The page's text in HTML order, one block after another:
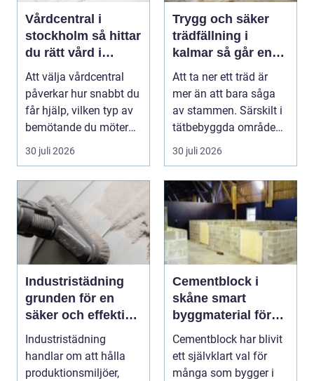
Vårdcentral i
stockholm så hittar
du rätt vård i
vardagen
Att välja vårdcentral
påverkar hur snabbt du
får hjälp, vilken typ av
bemötande du möter
och hur try...
30 juli 2026
Trygg och säker
trädfällning i
kalmar så går en
professionell
fällning till
Att ta ner ett träd är
mer än att bara såga
av stammen. Särskilt i
tätbebyggda områden,
nära hus, vä...
30 juli 2026
Industristädning
grunden för en
säker och effektiv
arbetsplats
Industristädning
handlar om att hålla
produktionsmiljöer,
Cementblock i
skåne smart
byggmaterial för
starka och flexibla
konstruktioner
Cementblock har blivit
ett självklart val för
många som bygger i